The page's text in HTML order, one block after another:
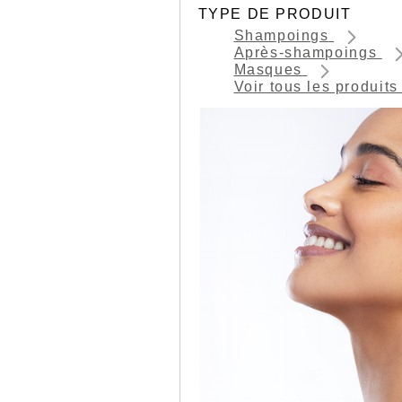
TYPE DE PRODUIT
Shampoings
Après-shampoings
Masques
Voir tous les